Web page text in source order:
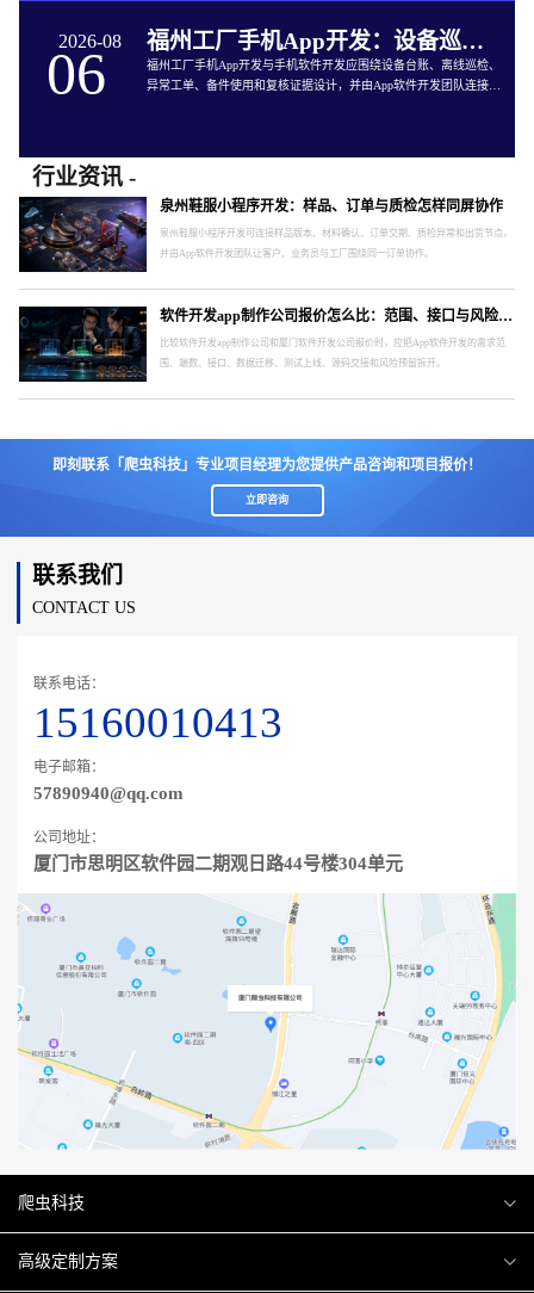
2026-08
06 福州工厂手机App开发：设备巡检如何兼顾离线与追责
福州工厂手机App开发与手机软件开发应围绕设备台账、离线巡检、
异常工单、备件使用和复核证据设计，并由App软件开发团队连接生
行业资讯 -
泉州鞋服小程序开发：样品、订单与质检怎样同屏协作
泉州鞋服小程序开发可连接样品版本、材料确认、订单交期、质检异常和出货节点，
并由App软件开发团队让客户、业务员与工厂围绕同一订单协作。
软件开发app制作公司报价怎么比：范围、接口与风险要分开
比较软件开发app制作公司和厦门软件开发公司报价时，应把App软件开发的需求范
围、端数、接口、数据迁移、测试上线、源码交接和风险预留拆开。
即刻联系「爬虫科技」专业项目经理为您提供产品咨询和项目报价！
立即咨询
联系我们
CONTACT US
联系电话：
15160010413
电子邮箱：
57890940@qq.com
公司地址：
厦门市思明区软件园二期观日路44号楼304单元
爬虫科技
爬虫案例
高级定制方案